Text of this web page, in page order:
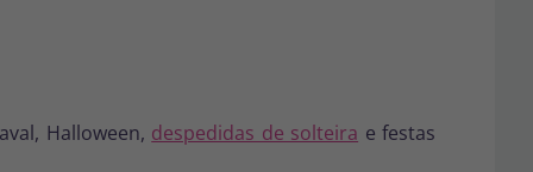
Halloween, despedidas de solteira e festas